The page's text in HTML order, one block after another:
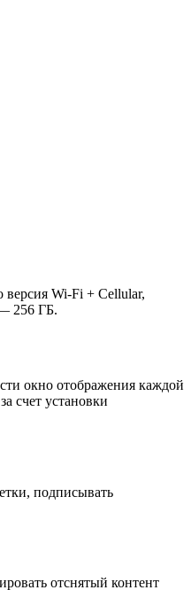
Wi-Fi + Cellular,
256 ГБ.
окно отображения каждой
счет установки
подписывать
отснятый контент